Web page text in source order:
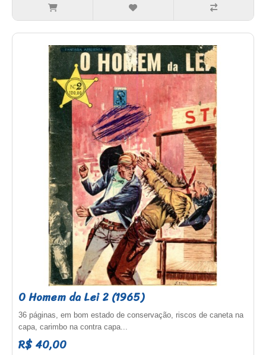
O Homem da Lei 2 (1965)
36 páginas, em bom estado de conservação, riscos de caneta na
capa, carimbo na contra capa...
R$ 40,00